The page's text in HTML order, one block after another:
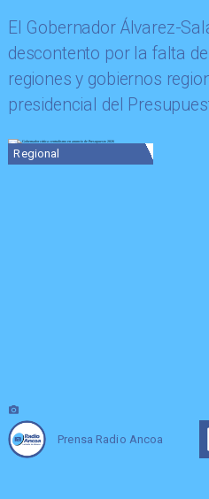
El Gobernador Álvarez-
descontento por la falta
regiones y gobiernos
presidencial del
Regional
Prensa Radio Ancoa